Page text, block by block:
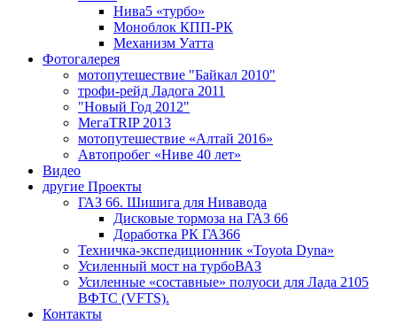
Нива5 «турбо»
Моноблок КПП-РК
Механизм Уатта
Фотогалерея
мотопутешествие "Байкал 2010"
трофи-рейд Ладога 2011
"Новый Год 2012"
МегаTRIP 2013
мотопутешествие «Алтай 2016»
Автопробег «Ниве 40 лет»
Видео
другие Проекты
ГАЗ 66. Шишига для Нивавода
Дисковые тормоза на ГАЗ 66
Доработка РК ГАЗ66
Техничка-экспедиционник «Toyota Dyna»
Усиленный мост на турбоВАЗ
Усиленные «составные» полуоси для Лада 2105
ВФТС (VFTS).
Контакты